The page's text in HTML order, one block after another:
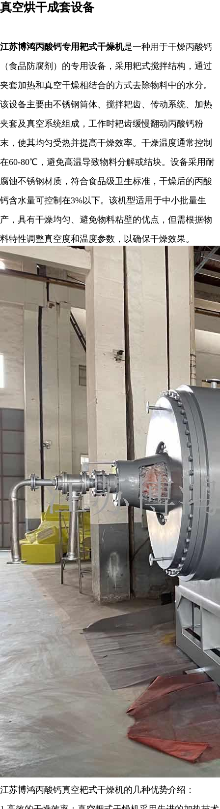
真空烘干成套设备
江苏博鸿丙酸钙专用耙式干燥机是一种用于干燥丙酸钙
（食品防腐剂）的专用设备，采用耙式搅拌结构，通过
夹套加热和真空干燥相结合的方式去除物料中的水分。
该设备主要由不锈钢筒体、搅拌耙齿、传动系统、加热
夹套及真空系统组成，工作时耙齿缓慢翻动丙酸钙粉
末，使其均匀受热并提高干燥效率。干燥温度通常控制
在60-80℃，避免高温导致物料分解或结块。设备采用耐
腐蚀不锈钢材质，符合食品级卫生标准，干燥后的丙酸
钙含水量可控制在3%以下。该机型适用于中小批量生
产，具有干燥均匀、避免物料粘壁的优点，但需根据物
料特性调整真空度和温度参数，以确保干燥效果。
江苏博鸿丙酸钙真空耙式干燥机的几种优势介绍：